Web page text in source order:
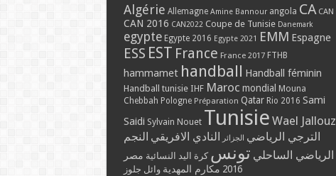
Algérie Allemagne Amine Bannour angola CA CAN
CAN 2016 CAN2022 Coupe de Tunisie Danemark
egypte Egypte 2016 Egypte 2021 EMM Espagne
ESS EST France France 2017 FTHB
hammamet handball Handball féminin
Handball tunisie IHF Maroc mondial
Mouna
Chebbah Pologne Préparation Qatar Rio 2016 Sami
Saidi Sylvain Nouet Tunisie Wael Jallouz
الترجي الرياضي الجزائر النادي الافريقي النجم
الرياضي الساحلي تونس كرة اليد النسائية مصر
2016 مكارم المهدية وائل جلوز